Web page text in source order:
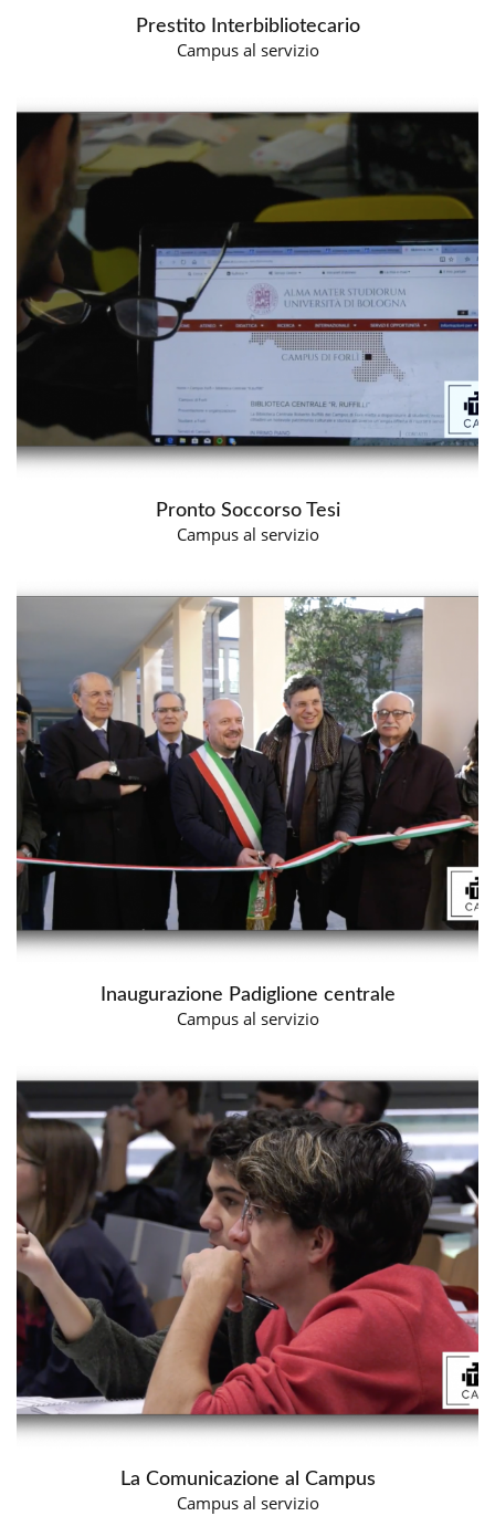
Prestito Interbibliotecario
Campus al servizio
Pronto Soccorso Tesi
Campus al servizio
Inaugurazione Padiglione centrale
Campus al servizio
La Comunicazione al Campus
Campus al servizio